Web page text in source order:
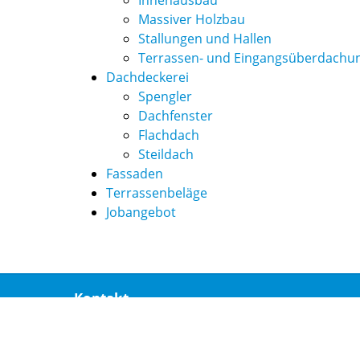
Massiver Holzbau
Stallungen und Hallen
Terrassen- und
Dachdeckerei
Spengler
Dachfenster
Flachdach
Steildach
Fassaden
Terrassenbeläge
Jobangebot
Kontakt